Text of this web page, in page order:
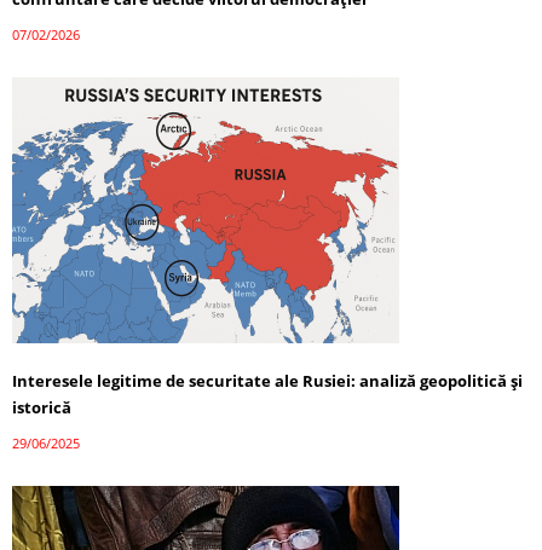
07/02/2026
Interesele legitime de securitate ale Rusiei: analiză geopolitică și
istorică
29/06/2025